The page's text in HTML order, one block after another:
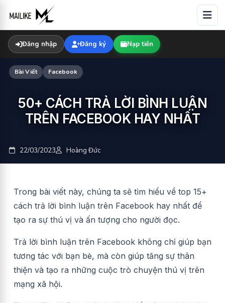
content
Đăng nhập Đăng ký Nạp tiền
Bài Viết Facebook
50+ CÁCH TRẢ LỜI BÌNH LUẬN
TRÊN FACEBOOK HAY NHẤT
22/03/2023 Hoàng Đức
Trong bài viết này, chúng ta sẽ tìm hiểu về top 15+
cách trả lời bình luận trên Facebook hay nhất để
tạo ra sự thú vị và ấn tượng cho người đọc.
Trả lời bình luận trên Facebook không chỉ giúp bạn
tương tác với bạn bè, mà còn giúp tăng sự thân
thiện và tạo ra những cuộc trò chuyện thú vị trên
mạng xã hội.